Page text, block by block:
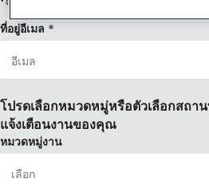
ที่อยู่อีเมล
โปรดเลือกหมวดหมู่หรือตัวเลือกสถา
แจ้งเตือนงานของคุณ
หมวดหมู่งาน